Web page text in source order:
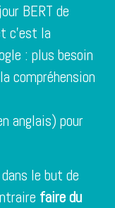
BERT de
c’est la
: plus besoin
compréhension
anglais) pour
le but de
faire du